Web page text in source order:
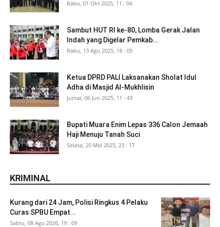
Rabu, 01 Okt 2025, 11 : 04
Sambut HUT RI ke-80, Lomba Gerak Jalan
Indah yang Digelar Pemkab...
Rabu, 13 Agu 2025, 18 : 05
Ketua DPRD PALI Laksanakan Sholat Idul
Adha di Masjid Al-Mukhlisin
Jumat, 06 Jun 2025, 11 : 43
Bupati Muara Enim Lepas 336 Calon Jemaah
Haji Menuju Tanah Suci
Selasa, 20 Mei 2025, 23 : 17
KRIMINAL
Kurang dari 24 Jam, Polisi Ringkus 4 Pelaku
Curas SPBU Empat...
Sabtu, 08 Agu 2026, 19 : 09